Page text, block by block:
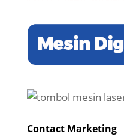
Contact Marketing